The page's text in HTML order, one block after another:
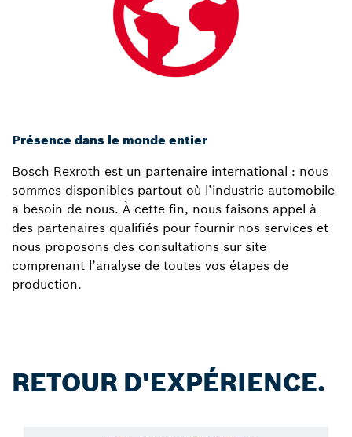
Présence dans le monde entier
Bosch Rexroth est un partenaire international : nous
sommes disponibles partout où l’industrie automobile
a besoin de nous. À cette fin, nous faisons appel à
des partenaires qualifiés pour fournir nos services et
nous proposons des consultations sur site
comprenant l’analyse de toutes vos étapes de
production.
RETOUR D'EXPÉRIENCE.